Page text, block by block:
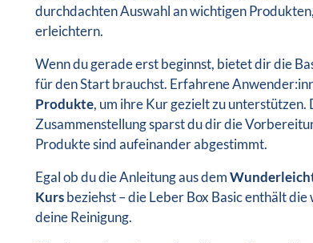
durchdachten Auswahl an wichtigen
erleichtern.
Wenn du gerade erst beginnst, bietet dir die
für den Start brauchst. Erfahrene
Produkte, um ihre Kur gezielt zu
Zusammenstellung sparst du dir die
Produkte sind aufeinander abgestimmt.
Egal ob du die Anleitung aus dem
Kursbeziehst – die Leber Box Basic enthält
deine Reinigung.